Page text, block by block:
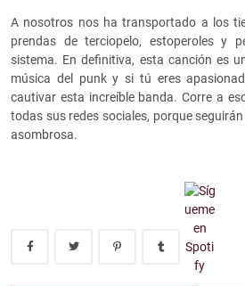
A nosotros nos ha transportado a los
prendas de terciopelo, estoperoles y
sistema. En definitiva, esta canción es
música del punk y si tú eres
cautivar esta increíble banda. Corre a
todas sus redes sociales, porque
asombrosa.